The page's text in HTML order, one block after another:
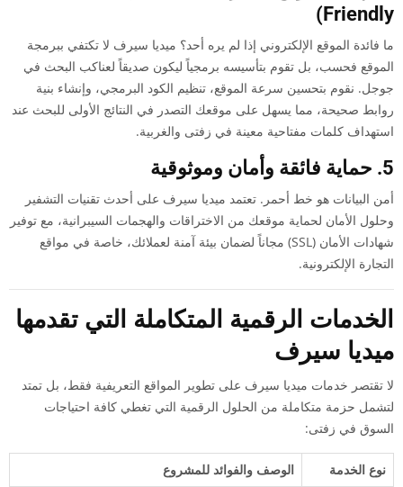
Friendly)
ما فائدة الموقع الإلكتروني إذا لم يره أحد؟ ميديا سيرف لا تكتفي ببرمجة
الموقع فحسب، بل تقوم بتأسيسه برمجياً ليكون صديقاً لعناكب البحث في
جوجل. نقوم بتحسين سرعة الموقع، تنظيم الكود البرمجي، وإنشاء بنية
روابط صحيحة، مما يسهل على موقعك التصدر في النتائج الأولى للبحث عند
استهداف كلمات مفتاحية معينة في زفتى والغربية.
5. حماية فائقة وأمان وموثوقية
أمن البيانات هو خط أحمر. تعتمد ميديا سيرف على أحدث تقنيات التشفير
وحلول الأمان لحماية موقعك من الاختراقات والهجمات السيبرانية، مع توفير
شهادات الأمان (SSL) مجاناً لضمان بيئة آمنة لعملائك، خاصة في مواقع
التجارة الإلكترونية.
الخدمات الرقمية المتكاملة التي تقدمها
ميديا سيرف
لا تقتصر خدمات ميديا سيرف على تطوير المواقع التعريفية فقط، بل تمتد
لتشمل حزمة متكاملة من الحلول الرقمية التي تغطي كافة احتياجات
السوق في زفتى:
نوع الخدمة
الوصف والفوائد للمشروع